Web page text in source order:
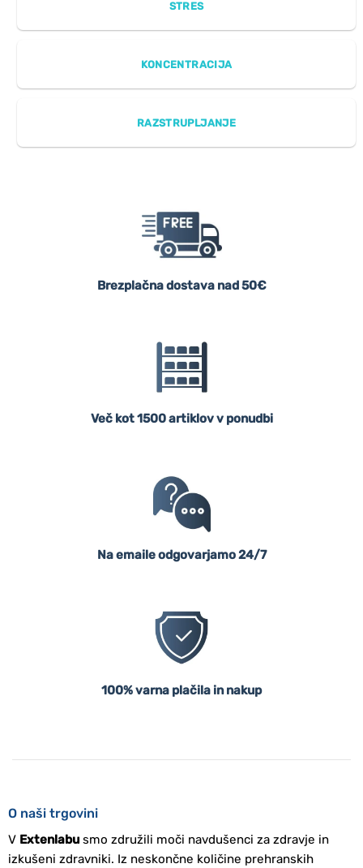
STRES
KONCENTRACIJA
RAZSTRUPLJANJE
Brezplačna dostava nad 50€
Več kot 1500 artiklov v ponudbi
Na emaile odgovarjamo 24/7
100% varna plačila in nakup
O naši trgovini
V Extenlabusmo združili moči navdušenci za zdravje in
izkušeni zdravniki. Iz neskončne količine prehranskih